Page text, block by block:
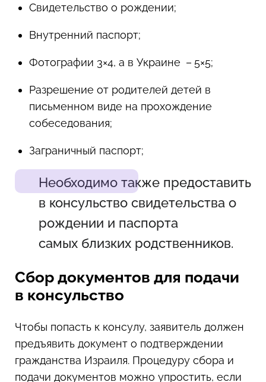
Свидетельство о рождении;
Внутренний паспорт;
Фотографии 3×4, а в Украине －5×5;
Разрешение от родителей детей в
письменном виде на прохождение
собеседования;
Заграничный паспорт;
Необходимо также предоставить
в консульство свидетельства о
рождении и паспорта
самых близких родственников.
Сбор документов для подачи
в консульство
Чтобы попасть к консулу, заявитель должен
предъявить документ о подтверждении
гражданства Израиля. Процедуру сбора и
подачи документов можно упростить, если